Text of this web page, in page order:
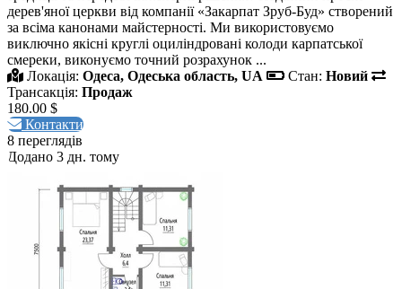
дерев'яної церкви від компанії «Закарпат Зруб-Буд» створений
за всіма канонами майстерності. Ми використовуємо
виключно якісні круглі оциліндровані колоди карпатської
смереки, виконуємо точний розрахунок ...
Локація: Одеса, Одеська область, UA Стан: Новий
Трансакція: Продаж
180.00 $
Контакти
8 переглядів
Додано 3 дн. тому